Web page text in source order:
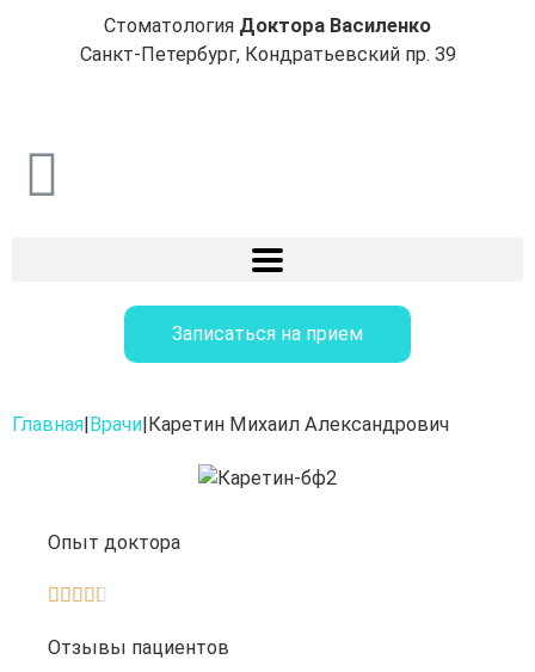
Стоматология Доктора Василенко
Санкт-Петербург, Кондратьевский пр. 39
Записаться на прием
Главная|Врачи|Каретин Михаил Александрович
Опыт доктора

Отзывы пациентов